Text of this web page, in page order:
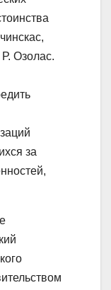
Озолас.
за